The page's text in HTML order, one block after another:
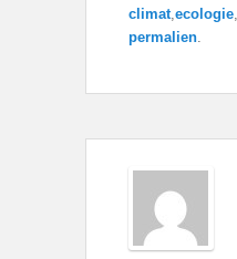
climat ecologie
permalien